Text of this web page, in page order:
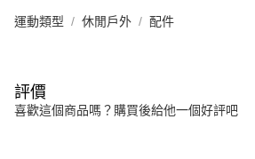
運動類型 休閒戶外 配件
評價
喜歡這個商品嗎？購買後給他一個好評吧